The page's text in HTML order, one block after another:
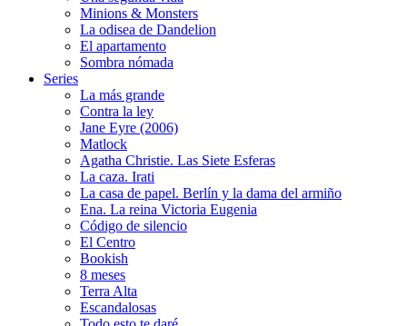
Minions & Monsters
La odisea de Dandelion
El apartamento
Sombra nómada
Series
La más grande
Contra la ley
Jane Eyre (2006)
Matlock
Agatha Christie. Las Siete Esferas
La caza. Irati
La casa de papel. Berlín y la dama del armiño
Ena. La reina Victoria Eugenia
Código de silencio
El Centro
Bookish
8 meses
Terra Alta
Escandalosas